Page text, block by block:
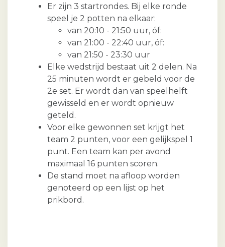
Er zijn 3 startrondes. Bij elke ronde
speel je 2 potten na elkaar:
van 20:10 - 21:50 uur, óf:
van 21:00 - 22:40 uur, óf:
van 21:50 - 23:30 uur
Elke wedstrijd bestaat uit 2 delen. Na
25 minuten wordt er gebeld voor de
2e set. Er wordt dan van speelhelft
gewisseld en er wordt opnieuw
geteld.
Voor elke gewonnen set krijgt het
team 2 punten, voor een gelijkspel 1
punt. Een team kan per avond
maximaal 16 punten scoren.
De stand moet na afloop worden
genoteerd op een lijst op het
prikbord.